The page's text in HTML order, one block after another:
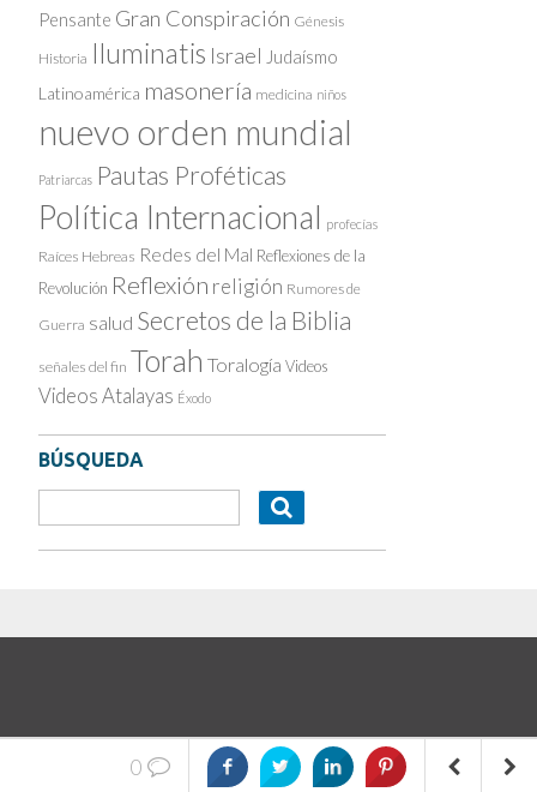
Pensante Gran Conspiración Génesis
Historia Iluminatis Israel Judaísmo
Latinoamérica masonería medicina niños
nuevo orden mundial
Patriarcas Pautas Proféticas
Política Internacional profecías
Raíces Hebreas Redes del Mal Reflexiones de la
Revolución Reflexión religión Rumores de
Guerra salud Secretos de la Biblia
señales del fin Torah Toralogía Videos
Videos Atalayas Éxodo
BÚSQUEDA
0